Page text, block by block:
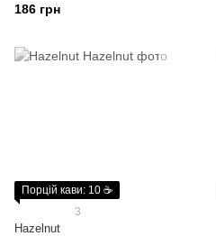
186 грн
Порцій кави: 10 ☕
3
Hazelnut